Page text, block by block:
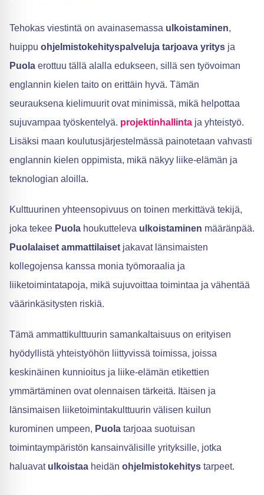
Tehokas viestintä on avainasemassa ulkoistaminen,
huippu ohjelmistokehityspalveluja tarjoava yritys ja
Puola erottuu tällä alalla edukseen, sillä sen työvoiman
englannin kielen taito on erittäin hyvä. Tämän
seurauksena kielimuurit ovat minimissä, mikä helpottaa
sujuvampaa työskentelyä. projektinhallinta ja yhteistyö.
Lisäksi maan koulutusjärjestelmässä painotetaan vahvasti
englannin kielen oppimista, mikä näkyy liike-elämän ja
teknologian aloilla.
Kulttuurinen yhteensopivuus on toinen merkittävä tekijä,
joka tekee Puola houkutteleva ulkoistaminen määränpää.
Puolalaiset ammattilaiset jakavat länsimaisten
kollegojensa kanssa monia työmoraalia ja
liiketoimintatapoja, mikä sujuvoittaa toimintaa ja vähentää
väärinkäsitysten riskiä.
Tämä ammattikulttuurin samankaltaisuus on erityisen
hyödyllistä yhteistyöhön liittyvissä toimissa, joissa
keskinäinen kunnioitus ja liike-elämän etikettien
ymmärtäminen ovat olennaisen tärkeitä. Itäisen ja
länsimaisen liiketoimintakulttuurin välisen kuilun
kurominen umpeen, Puola tarjoaa suotuisan
toimintaympäristön kansainvälisille yrityksille, jotka
haluavat ulkoistaa heidän ohjelmistokehitys tarpeet.